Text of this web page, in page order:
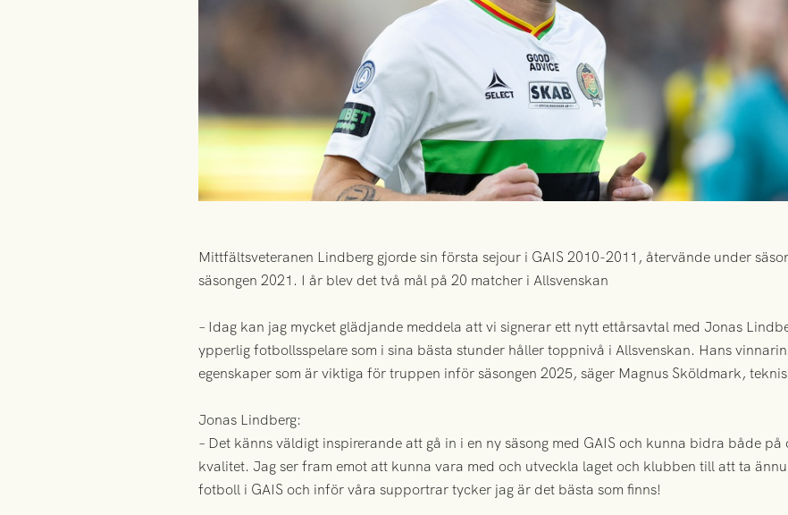
Mittfältsveteranen Lindberg gjorde sin första sejour i GAIS 2010-2011, återvände under
säsongen 2021. I år blev det två mål på 20 matcher i Allsvenskan
– Idag kan jag mycket glädjande meddela att vi signerar ett nytt ettårsavtal med Jonas
ypperlig fotbollsspelare som i sina bästa stunder håller toppnivå i Allsvenskan. Hans
egenskaper som är viktiga för truppen inför säsongen 2025, säger Magnus Sköldmark,
Jonas Lindberg:
– Det känns väldigt inspirerande att gå in i en ny säsong med GAIS och kunna bidra både
kvalitet. Jag ser fram emot att kunna vara med och utveckla laget och klubben till att ta
fotboll i GAIS och inför våra supportrar tycker jag är det bästa som finns!